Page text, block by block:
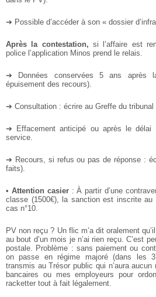
➔ Possible d’accéder à son « dossier
Après la contestation, si l’affaire est
police l’application Minos prend le relais.
➔ Données conservées 5 ans après
épuisement des recours).
➔ Consultation : écrire au Greffe du tribunal
➔ Effacement anticipé ou après le
service.
➔ Recours, si refus ou pas de réponse :
faits).
• Attention casier: À partir d’une
classe (1500€), la sanction est inscrite au
cas n°10.
PV non reçu ? Un flic m’a dit oralement
au bout d’un mois je n’ai rien reçu. C’est
postale. Problème : sans paiement ou
on passe en régime majoré (dans les
transmis au Trésor public qui n’aura
bancaires ou mes employeurs pour
racketter tout à fait légalement.